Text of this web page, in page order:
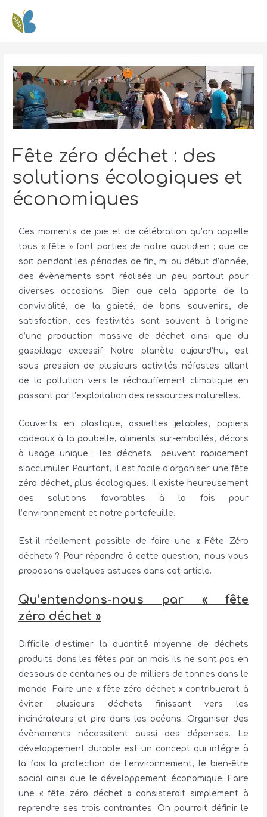
Fête zéro déchet : des
solutions écologiques et
économiques
Ces moments de joie et de célébration qu’on appelle
tous « fête » font parties de notre quotidien ; que ce
soit pendant les périodes de fin, mi ou début d’année,
des évènements sont réalisés un peu partout pour
diverses occasions. Bien que cela apporte de la
convivialité, de la gaieté, de bons souvenirs, de
satisfaction, ces festivités sont souvent à l’origine
d’une production massive de déchet ainsi que du
gaspillage excessif. Notre planète aujourd’hui, est
sous pression de plusieurs activités néfastes allant
de la pollution vers le réchauffement climatique en
passant par l’exploitation des ressources naturelles.
Couverts en plastique, assiettes jetables, papiers
cadeaux à la poubelle, aliments sur-emballés, décors
à usage unique : les déchets peuvent rapidement
s’accumuler. Pourtant, il est facile d’organiser une fête
zéro déchet, plus écologiques. Il existe heureusement
des solutions favorables à la fois pour
l’environnement et notre portefeuille.
Est-il réellement possible de faire une « Fête Zéro
déchet» ? Pour répondre à cette question, nous vous
proposons quelques astuces dans cet article.
Qu’entendons-nous par «fête
zéro déchet »
Difficile d’estimer la quantité moyenne de déchets
produits dans les fêtes par an mais ils ne sont pas en
dessous de centaines ou de milliers de tonnes dans le
monde. Faire une « fête zéro déchet » contribuerait à
éviter plusieurs déchets finissant vers les
incinérateurs et pire dans les océans. Organiser des
évènements nécessitent aussi des dépenses. Le
développement durable est un concept qui intégre à
la fois la protection de l’environnement, le bien-être
social ainsi que le développement économique. Faire
une « fête zéro déchet » consisterait simplement à
reprendre ses trois contraintes. On pourrait définir le